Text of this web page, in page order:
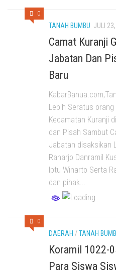
0
TANAH BUMBU JULI
Camat Kuranji
Jabatan Dan
Baru
Lebih Seratus
Kecamatan Kuranji
dan Pisah Sambut
Jabatan disaksikan
Raharjo Danramil
Iptu Winarto Serta
dan pihak...
0
DAERAH /TANAH
Koramil 1022-
Para Siswa